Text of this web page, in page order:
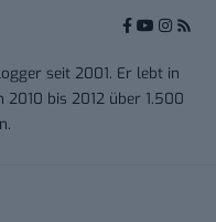
seit 2001. Er lebt in
2010 bis 2012 über 1.500